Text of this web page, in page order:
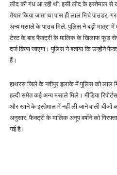
लीद की गंध आ रही थी. इसी लीद के इस्तेमाल से
तैयार किया जाता था पास ही लाल मिर्च पाउडर,
अन्य मसाले के पाउच मिले, पुलिस ने बड़ी मात्रा
टेस्ट के बाद फैक्ट्री के मालिक के खिलाफ फूड
दर्ज किया जाएगा। पुलिस ने बताया कि उन्होंने
हैं।
हाथरस जिले के नवीपुर इलाके में पुलिस को लाल
हल्दी समेत कई अन्य मसाले मिले। मीडिया
और खाने के इस्तेमाल में नहीं ली जाने वाली चीजों
अनुसार, फैक्ट्री के मालिक अनूप वर्षाने को
गई है।